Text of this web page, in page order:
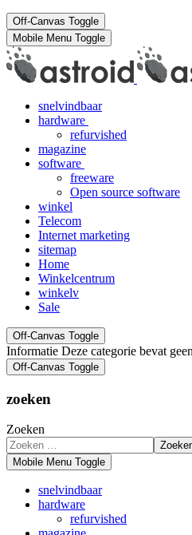
Off-Canvas Toggle
Mobile Menu Toggle
snelvindbaar
hardware
refurvished
magazine
software
freeware
Open source software
winkel
Telecom
Internet marketing
sitemap
Home
Winkelcentrum
winkelv
Sale
Off-Canvas Toggle
Informatie Deze categorie bevat
Off-Canvas Toggle
zoeken
Zoeken
Mobile Menu Toggle
snelvindbaar
hardware
refurvished